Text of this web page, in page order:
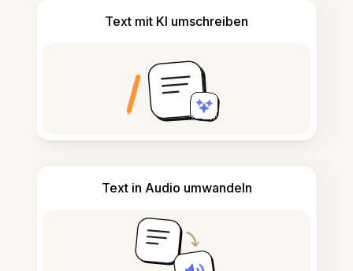
Text mit KI umschreiben
Text in Audio umwandeln